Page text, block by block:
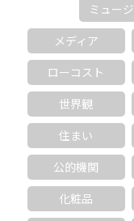
ミュー
メディア
ローコスト
世界観
住まい
公的機関
化粧品